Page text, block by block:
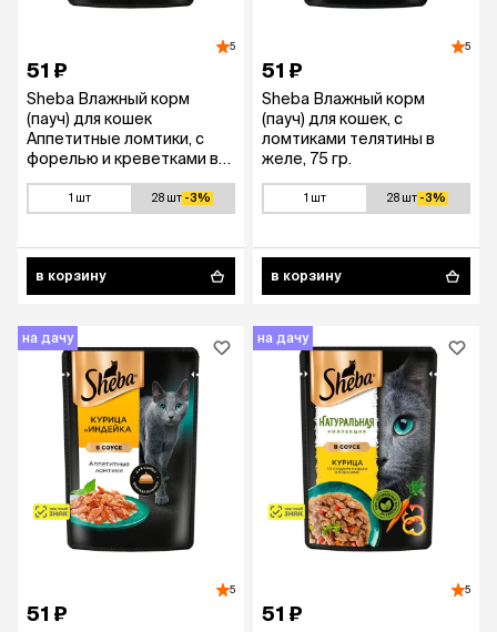
5
51 ₽
Sheba Влажный корм
(пауч) для кошек
Аппетитные ломтики, с
форелью и креветками в
соусе, 75 гр.
1 шт 28 шт -3%
в корзину
5
51 ₽
Sheba Влажный корм
(пауч) для кошек, с
ломтиками телятины в
желе, 75 гр.
1 шт 28 шт -3%
в корзину
на дачу
5
51 ₽
на дачу
5
51 ₽